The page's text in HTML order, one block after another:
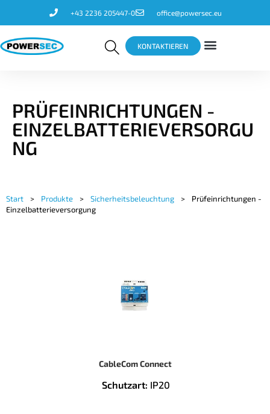
+43 2236 205447-0 office@powersec.eu
KONTAKTIEREN
PRÜFEINRICHTUNGEN -
EINZELBATTERIEVERSORGU
NG
Start > Produkte > Sicherheitsbeleuchtung >
Prüfeinrichtungen -
Einzelbatterieversorgung
Schutzart: IP20
CableCom Connect